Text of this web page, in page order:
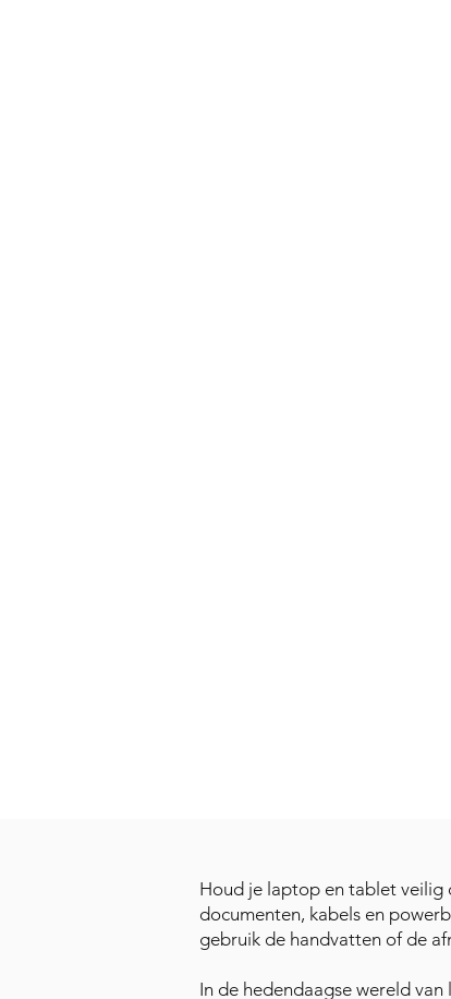
Houd je laptop en tablet veilig
documenten, kabels en
gebruik de handvatten of de
In de hedendaagse wereld